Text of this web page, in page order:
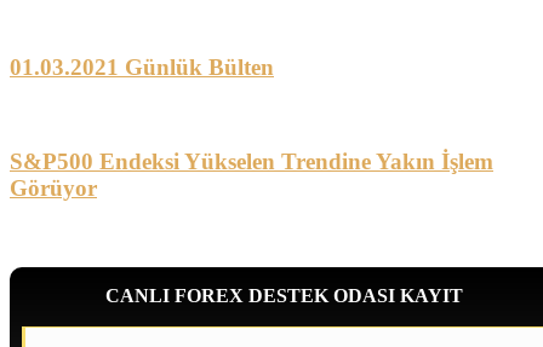
01.03.2021 Günlük Bülten
S&P500 Endeksi Yükselen Trendine Yakın İşlem
Görüyor
CANLI FOREX DESTEK ODASI KAYIT